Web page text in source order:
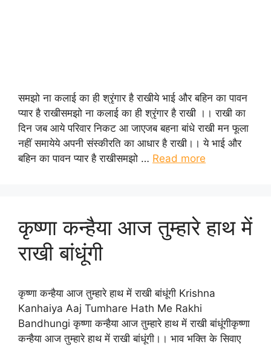
समझो ना कलाई का ही श्रृंगार है राखीये भाई और बहिन का पावन
प्यार है राखीसमझो ना कलाई का ही श्रृंगार है राखी ।। राखी का
दिन जब आये परिवार निकट आ जाएजब बहना बांधे राखी मन फूला
नहीं समायेये अपनी संस्कीरति का आधार है राखी।। ये भाई और
बहिन का पावन प्यार है राखीसमझो … Read more
कृष्णा कन्हैया आज तुम्हारे हाथ में
राखी बांधूंगी
कृष्णा कन्हैया आज तुम्हारे हाथ में राखी बांधूंगी Krishna
Kanhaiya Aaj Tumhare Hath Me Rakhi
Bandhungi कृष्णा कन्हैया आज तुम्हारे हाथ में राखी बांधूंगीकृष्णा
कन्हैया आज तुम्हारे हाथ में राखी बांधूंगी।। भाव भक्ति के सिवाए